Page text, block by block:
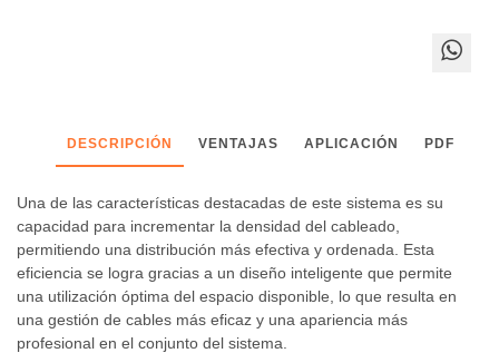
DESCRIPCIÓN VENTAJAS APLICACIÓN PDF
Una de las características destacadas de este sistema es su
capacidad para incrementar la densidad del cableado,
permitiendo una distribución más efectiva y ordenada. Esta
eficiencia se logra gracias a un diseño inteligente que permite
una utilización óptima del espacio disponible, lo que resulta en
una gestión de cables más eficaz y una apariencia más
profesional en el conjunto del sistema.